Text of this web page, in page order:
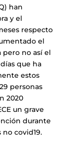
han
y el
respecto
el
no así el
que ha
estos
personas
2020
un grave
durante
covid19.